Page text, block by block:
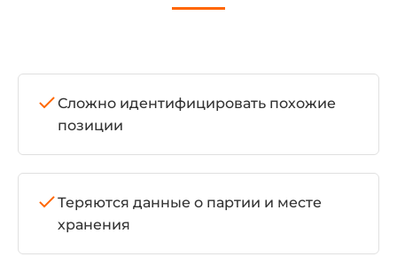
Сложно идентифицировать похожие
позиции
Теряются данные о партии и месте
хранения